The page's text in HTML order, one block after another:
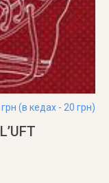
грн (в кедах - 20 грн)